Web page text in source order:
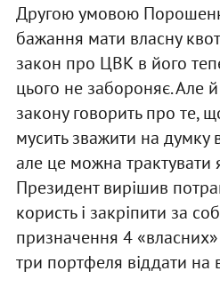
Другою умовою
бажання мати власну
закон про ЦВК в його
цього не забороняє. Але
закону говорить про те,
мусить зважити на думку
але це можна
Президент вирішив
користь і закріпити за
призначення 4
три портфеля віддати на